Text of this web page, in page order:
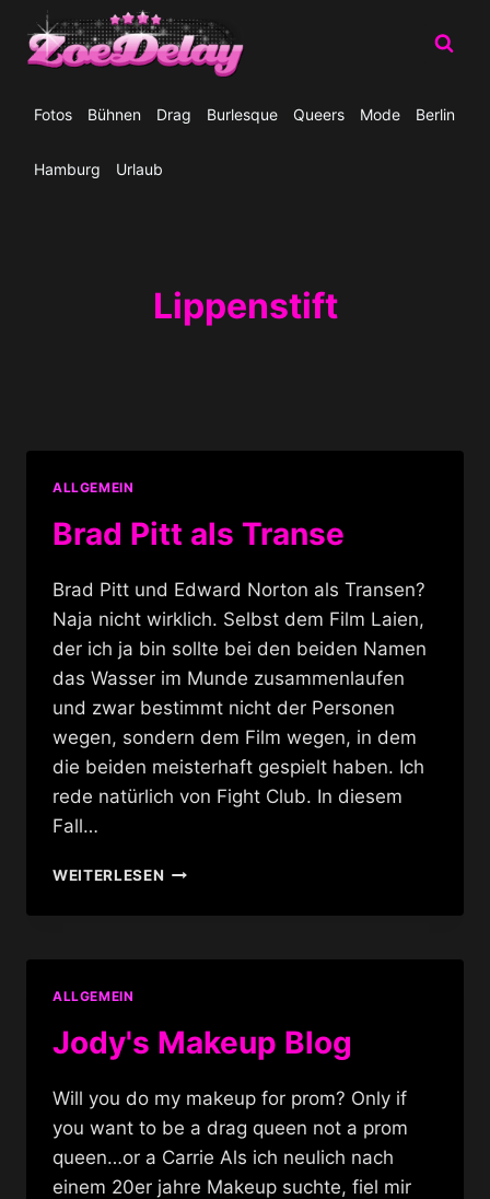
Inhalt
springen
Fotos Bühnen Drag Burlesque Queers Mode Berlin
Hamburg Urlaub
Lippenstift
ALLGEMEIN
Brad Pitt als Transe
Brad Pitt und Edward Norton als Transen?
Naja nicht wirklich. Selbst dem Film Laien,
der ich ja bin sollte bei den beiden Namen
das Wasser im Munde zusammenlaufen
und zwar bestimmt nicht der Personen
wegen, sondern dem Film wegen, in dem
die beiden meisterhaft gespielt haben. Ich
rede natürlich von Fight Club. In diesem
Fall…
WEITERLESENBRAD
ALS
ALLGEMEIN
Jody's Makeup Blog
Will you do my makeup for prom? Only if
you want to be a drag queen not a prom
queen…or a Carrie Als ich neulich nach
einem 20er jahre Makeup suchte, fiel mir